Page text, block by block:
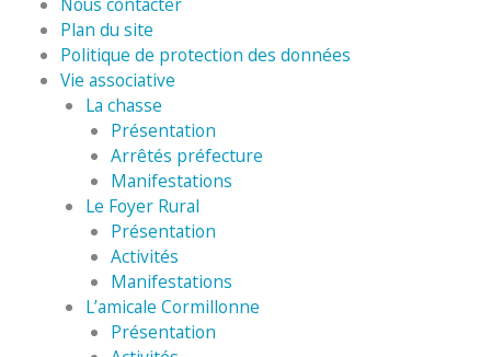
Plan du site
Politique de protection des données
Vie associative
La chasse
Présentation
Arrêtés préfecture
Manifestations
Le Foyer Rural
Présentation
Activités
Manifestations
L’amicale Cormillonne
Présentation